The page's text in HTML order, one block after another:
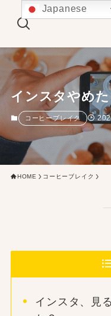
インスタやめ
コーヒーブレイク
HOME コーヒーブレイク
インスタ、見
Japanese